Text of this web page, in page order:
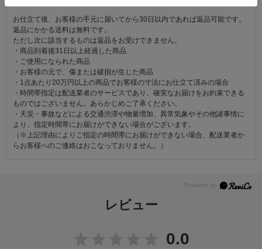
お仕立て後、お客様の手元に届いてから30日以内であれば返品可能です。
返品にかかる送料は無料です。
ただし次に該当するものは返品をお受けできません。
・商品到着後31日以上経過した商品
・ご使用になられた商品
・お客様の元で、傷または破損が生じた商品
・1点あたり20万円以上の商品でお客様の寸法にお仕立て済みの場合
・時間帯指定は配送業者のサービスであり、確実なお届けをお約束できる
ものではございません。あらかじめご了承ください。
・天災・事故などによる交通渋滞や物量増加、異常気象やその他諸事情に
より、指定時間帯にお届けができない場合がございます。
（※上記理由によりご指定の時間帯にお届けができない場合、配送業者か
らお客様へのご連絡はおこなっておりません。）
レビュー
0.0